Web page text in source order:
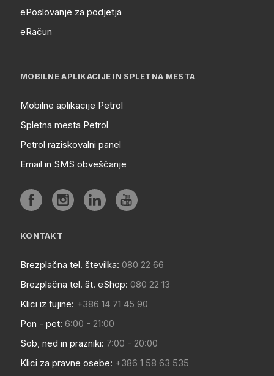
ePoslovanje za podjetja
eRačun
MOBILNE APLIKACIJE IN SPLETNA MESTA
Mobilne aplikacije Petrol
Spletna mesta Petrol
Petrol raziskovalni panel
Email in SMS obveščanje
KONTAKT
Brezplačna tel. številka: 080 22 66
Brezplačna tel. št. eShop: 080 22 13
Klici iz tujine: +386 14 71 45 90
Pon - pet: 6:00 - 21:00
Sob, ned in prazniki: 7:00 - 20:00
Klici za pravne osebe: +386 1 58 63 535